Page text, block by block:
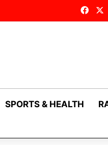
SPORTS & HEALTH